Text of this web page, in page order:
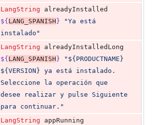
LangString
${ LANG_SPANISH } "Ya está
instalado "
LangString
${ LANG_SPANISH } " ${PRODUCTNAME}
${VERSION} ya está instalado.
Seleccione la operación que
desee realizar y pulse Siguiente
para continuar. "
LangString